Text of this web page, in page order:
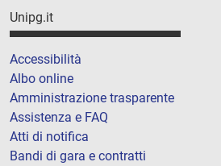
Unipg.it
Accessibilità
Albo online
Amministrazione trasparente
Assistenza e FAQ
Atti di notifica
Bandi di gara e contratti